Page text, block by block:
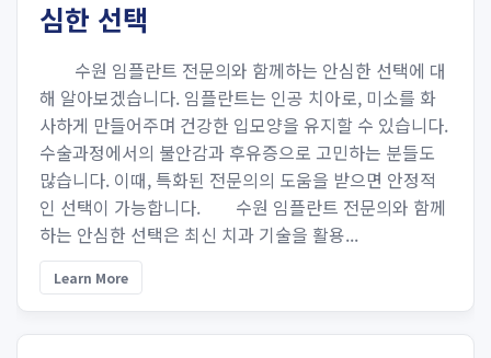
심한 선택
수원 임플란트 전문의와 함께하는 안심한 선택에 대
해 알아보겠습니다. 임플란트는 인공 치아로, 미소를 화
사하게 만들어주며 건강한 입모양을 유지할 수 있습니다.
수술과정에서의 불안감과 후유증으로 고민하는 분들도
많습니다. 이때, 특화된 전문의의 도움을 받으면 안정적
인 선택이 가능합니다. 수원 임플란트 전문의와 함께
하는 안심한 선택은 최신 치과 기술을 활용...
Learn More